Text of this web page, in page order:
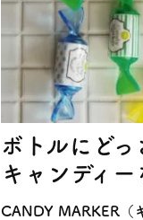
ボトルにど
キャンディ
CANDY MARKER（